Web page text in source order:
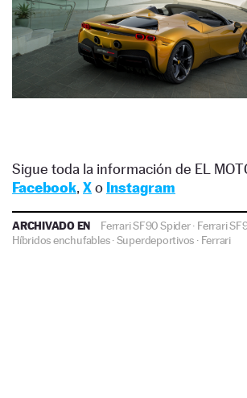
Sigue toda la información de EL
Facebook, Xo Instagram
ARCHIVADO EN Ferrari SF90 Spider· Ferrari
Híbridos enchufables·Superdeportivos · Ferrari